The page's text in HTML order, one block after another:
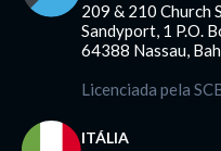
209 & 210 Church
Sandyport, 1 P.O.
64388 Nassau,
Licenciada pela
ITÁLIA